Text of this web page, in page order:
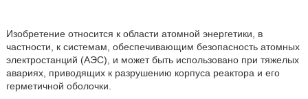
Изобретение относится к области атомной энергетики, в
частности, к системам, обеспечивающим безопасность атомных
электростанций (АЭС), и может быть использовано при тяжелых
авариях, приводящих к разрушению корпуса реактора и его
герметичной оболочки.